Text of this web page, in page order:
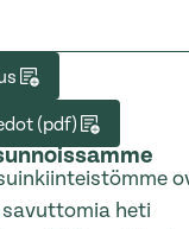
(pdf)
heti